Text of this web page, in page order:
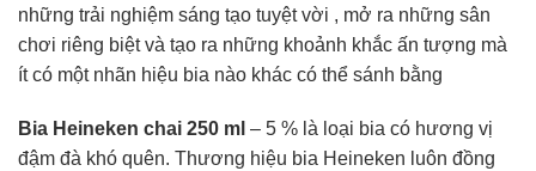
những trải nghiệm sáng tạo tuyệt vời , mở ra những sân
chơi riêng biệt và tạo ra những khoảnh khắc ấn tượng mà
ít có một nhãn hiệu bia nào khác có thể sánh bằng
Bia Heineken chai 250 ml – 5 % là loại bia có hương vị
đậm đà khó quên. Thương hiệu bia Heineken luôn đồng